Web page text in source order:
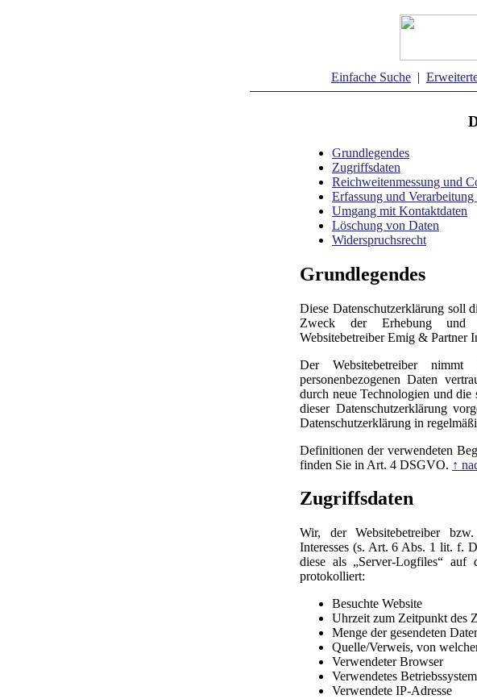
Einfache Suche |
Grundlegendes
Zugriffsdaten
Reichweitenmessung und
Erfassung und
Umgang mit Kontaktdaten
Löschung von Daten
Widerspruchsrecht
Grundlegendes
Diese Datenschutzerklärung soll
Zweck der Erhebung und
Websitebetreiber Emig & Partner
Der Websitebetreiber
personenbezogenen Daten
durch neue Technologien und
dieser Datenschutzerklärung
Datenschutzerklärung in
Definitionen der verwendeten
finden Sie in Art. 4 DSGVO. ↑
Zugriffsdaten
Wir, der Websitebetreiber
Interesses (s. Art. 6 Abs. 1 lit. f.
diese als „Server-Logfiles“
protokolliert:
Besuchte Website
Uhrzeit zum Zeitpunkt des
Menge der gesendeten
Quelle/Verweis, von
Verwendeter Browser
Verwendetes Betriebssystem
Verwendete IP-Adresse